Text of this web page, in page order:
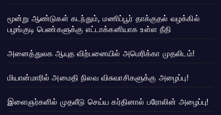
மூன்று ஆண்டுகள் கடந்தும், மணிப்பூர் தாக்குதல் வழக்கில்
பழங்குடி பெண்களுக்கு எட்டாக்கனியாக உள்ள நீதி
அனைத்துலக ஆயுத விற்பனையில் அமெரிக்கா முதலிடம்!
மியான்மாரில் அமைதி நிலவ விசுவாசிகளுக்கு அழைப்பு!
இளைஞர்களில் முதலீடு செய்ய கர்தினால் பரோலின் அழைப்பு!